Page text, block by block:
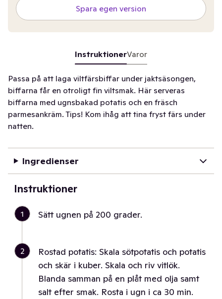
Spara egen version
InstruktionerVaror
Passa på att laga viltfärsbiffar under jaktsäsongen,
biffarna får en otroligt fin viltsmak. Här serveras
biffarna med ugnsbakad potatis och en fräsch
parmesankräm. Tips! Kom ihåg att tina fryst färs under
natten.
Ingredienser
Instruktioner
1 Sätt ugnen på 200 grader.
2
Rostad potatis: Skala sötpotatis och potatis
och skär i kuber. Skala och riv vitlök.
Blanda samman på en plåt med olja samt
salt efter smak. Rosta i ugn i ca 30 min.